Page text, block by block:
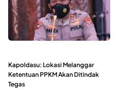
Kapoldasu: Lokasi Melanggar
Ketentuan PPKM Akan Ditindak
Tegas